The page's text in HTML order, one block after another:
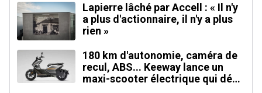
Lapierre lâché par Accell : « Il n'y
a plus d'actionnaire, il n'y a plus
rien »
180 km d'autonomie, caméra de
recul, ABS... Keeway lance un
maxi-scooter électrique qui défie